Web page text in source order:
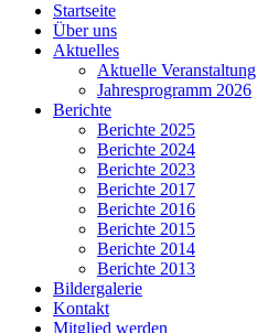
Startseite
Über uns
Aktuelles
Aktuelle Veranstaltung
Jahresprogramm 2026
Berichte
Berichte 2025
Berichte 2024
Berichte 2023
Berichte 2017
Berichte 2016
Berichte 2015
Berichte 2014
Berichte 2013
Bildergalerie
Kontakt
Mitglied werden